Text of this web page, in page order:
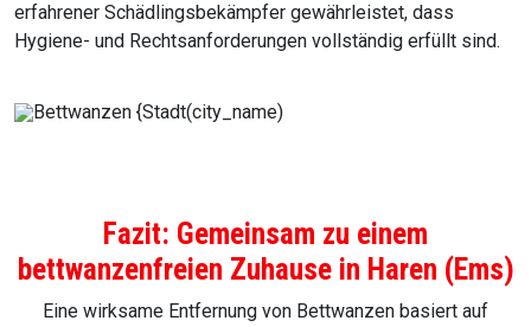
erfahrener Schädlingsbekämpfer gewährleistet, dass
Hygiene- und Rechtsanforderungen vollständig erfüllt sind.
Fazit: Gemeinsam zu einem
bettwanzenfreien Zuhause in Haren (Ems)
Eine wirksame Entfernung von Bettwanzen basiert auf